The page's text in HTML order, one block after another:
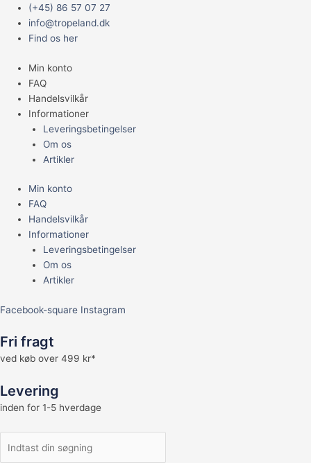
indholdet
(+45) 86 57 07 27
info@tropeland.dk
Find os her
Min konto
FAQ
Handelsvilkår
Informationer
Leveringsbetingelser
Om os
Artikler
Min konto
FAQ
Handelsvilkår
Informationer
Leveringsbetingelser
Om os
Artikler
Facebook-square Instagram
Fri fragt
ved køb over 499 kr*
Levering
inden for 1-5 hverdage
Main
Menu
Monster
Fish
Skeleton
8,5
13